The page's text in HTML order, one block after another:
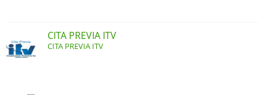
CITA PREVIA ITV
CITA PREVIA ITV